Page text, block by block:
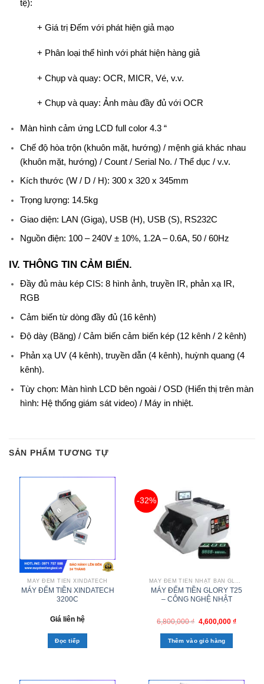
tệ):
+ Giá trị Đếm với phát hiện giả mạo
+ Phân loại thể hình với phát hiện hàng giả
+ Chụp và quay: OCR, MICR, Vé, v.v.
+ Chụp và quay: Ảnh màu đầy đủ với OCR
Màn hình cảm ứng LCD full color 4.3 “
Chế độ hòa trộn (khuôn mặt, hướng) / mệnh giá khác nhau
(khuôn mặt, hướng) / Count / Serial No. / Thể dục / v.v.
Kích thước (W / D / H): 300 x 320 x 345mm
Trọng lượng: 14.5kg
Giao diện: LAN (Giga), USB (H), USB (S), RS232C
Nguồn điện: 100 – 240V ± 10%, 1.2A – 0.6A, 50 / 60Hz
IV. THÔNG TIN CẢM BIẾN.
Đầy đủ màu kép CIS: 8 hình ảnh, truyền IR, phản xạ IR,
RGB
Cảm biến từ dòng đầy đủ (16 kênh)
Độ dày (Băng) / Cảm biến cảm biến kép (12 kênh / 2 kênh)
Phản xạ UV (4 kênh), truyền dẫn (4 kênh), huỳnh quang (4
kênh).
Tùy chọn: Màn hình LCD bên ngoài / OSD (Hiển thị trên màn
hình: Hệ thống giám sát video) / Máy in nhiệt.
SẢN PHẨM TƯƠNG TỰ
MÁY ĐẾM TIỀN XINDATECH
MÁY ĐẾM TIỀN XINDATECH
3200C
Giá liên hệ
Đọc tiếp
-32%
MÁY ĐẾM TIỀN NHẬT BẢN GLORY
MÁY ĐẾM TIỀN GLORY T25
– CÔNG NGHỆ NHẬT
6,800,000₫ 4,600,000 ₫
Thêm vào giỏ hàng